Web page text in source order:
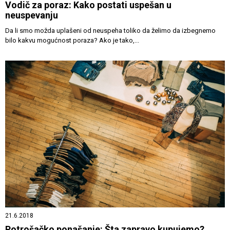
Vodič za poraz: Kako postati uspešan u
neuspevanju
Da li smo možda uplašeni od neuspeha toliko da želimo da izbegnemo
bilo kakvu mogućnost poraza? Ako je tako,...
21.6.2018